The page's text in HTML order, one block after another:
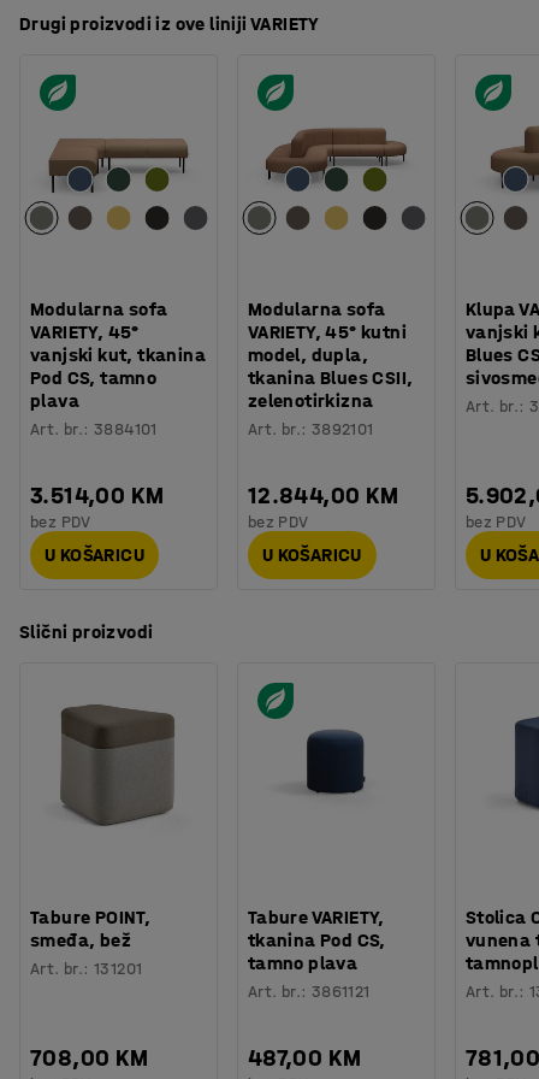
Drugi proizvodi iz ove liniji VARIETY
Modularna sofa
VARIETY, 45°
vanjski kut, tkanina
Pod CS, tamno
plava
Art. br.:3884101
3.514,00 KM
bez PDV
U KOŠARICU
Modularna sofa
VARIETY, 45° kutni
model, dupla,
tkanina Blues CSII,
zelenotirkizna
Art. br.: 3892101
12.844,00 KM
bez PDV
U KOŠARICU
Klupa
vanjski
Blues
Art. br.:
bez PDV
U
Slični proizvodi
Tabure POINT,
smeđa, bež
Art. br.:131201
708,00 KM
Tabure VARIETY,
tkanina Pod CS,
tamno plava
Art. br.: 3861121
487,00 KM
Stolica
vunena
Art. br.: